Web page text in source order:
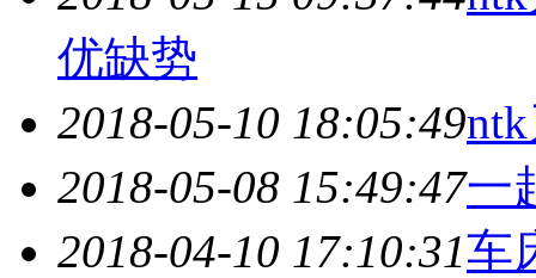
优缺势
2018-05-10 18:05:49
2018-05-08 15:49:47一
2018-04-10 17:10:31车